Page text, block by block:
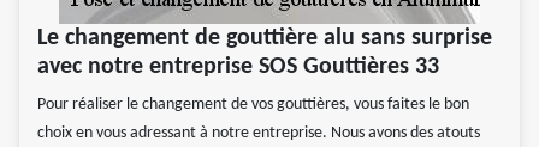
Le changement de gouttière alu sans surprise
avec notre entreprise SOS Gouttières 33
Pour réaliser le changement de vos gouttières, vous faites le bon
choix en vous adressant à notre entreprise. Nous avons des atouts